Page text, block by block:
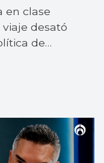
en clase
viaje desató
de